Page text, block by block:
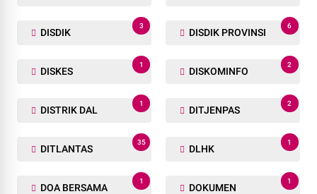
DISDIK
3
DISDIK PROVINSI
6
DISKES
1
DISKOMINFO
2
DISTRIK DAL
1
DITJENPAS
2
DITLANTAS
35
DLHK
1
DOA BERSAMA
1
DOKUMEN
1